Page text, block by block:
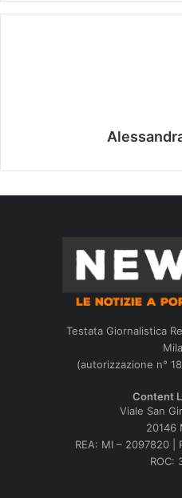
Testata Giornalistica
(autorizzazione n°
Content
Viale San
20146
REA: MI – 2097820 |
ROC: